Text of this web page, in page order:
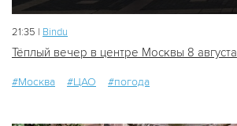
21:35 | Bindu
Тёплый вечер в центре Москвы 8 августа
#Москва #ЦАО #погода